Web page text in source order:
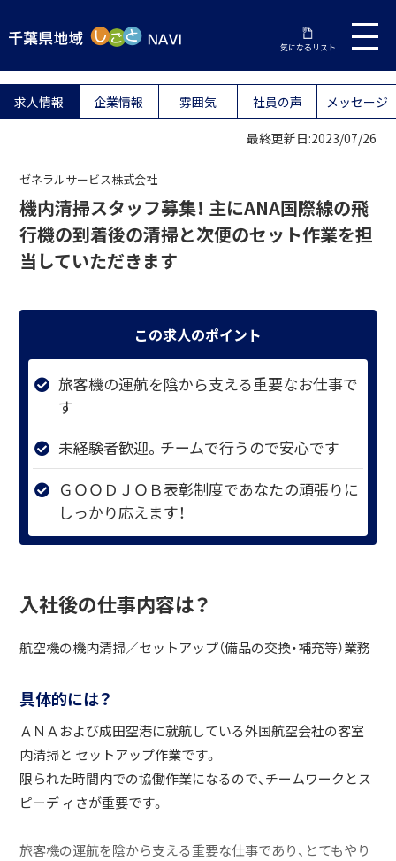
気になるリスト
求人情報 企業情報 雰囲気 社員の声 メッセージ
最終更新日:2023/07/26
ゼネラルサービス株式会社
機内清掃スタッフ募集！ 主にANA国際線の飛
行機の到着後の清掃と次便のセット作業を担
当していただきます
この求人のポイント
旅客機の運航を陰から支える重要なお仕事で
す
未経験者歓迎。チームで行うので安心です
ＧＯＯＤＪＯＢ表彰制度であなたの頑張りに
しっかり応えます！
入社後の仕事内容は？
航空機の機内清掃／セットアップ（備品の交換・補充等）業務
具体的には？
ＡＮＡおよび成田空港に就航している外国航空会社の客室
内清掃と セットアップ作業です。
限られた時間内での協働作業になるので、チームワークとス
ピーデ ィさが重要です。
旅客機の運航を陰から支える重要な仕事であり、とてもやり